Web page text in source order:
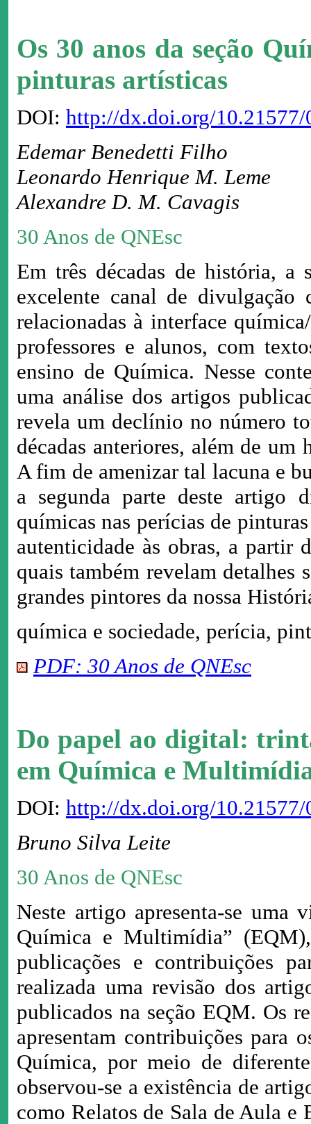
Os 30 anos da seção
pinturas artísticas
DOI: http://dx.doi.org/
Edemar Benedetti Filho
Leonardo Henrique M. Leme
Alexandre D. M. Cavagis
30 Anos de QNEsc
Em três décadas de história, a
excelente canal de divulgação
relacionadas à interface
professores e alunos, com
ensino de Química. Nesse
uma análise dos artigos
revela um declínio no número
décadas anteriores, além de um
A fim de amenizar tal lacuna e
a segunda parte deste artigo
químicas nas perícias de
autenticidade às obras, a partir
quais também revelam detalhes
grandes pintores da nossa
química e sociedade, perícia,
PDF: 30 Anos de QNEsc
Do papel ao digital:
em Química e
DOI: http://dx.doi.org/
Bruno Silva Leite
30 Anos de QNEsc
Neste artigo apresenta-se uma
Química e Multimídia”
publicações e contribuições
realizada uma revisão dos
publicados na seção EQM. Os
apresentam contribuições para
Química, por meio de
observou-se a existência de
como Relatos de Sala de Aula e